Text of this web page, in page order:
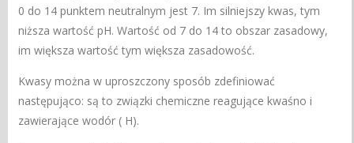
0 do 14 punktem neutralnym jest 7. Im silniejszy kwas, tym
niższa wartość pH. Wartość od 7 do 14 to obszar zasadowy,
im większa wartość tym większa zasadowość.
Kwasy można w uproszczony sposób zdefiniować
następująco: są to związki chemiczne reagujące kwaśno i
zawierające wodór ( H).